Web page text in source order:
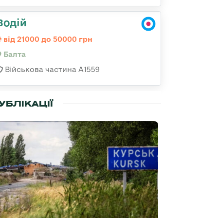
від 21000 до 50000 грн
Балта
Військова частина А1559